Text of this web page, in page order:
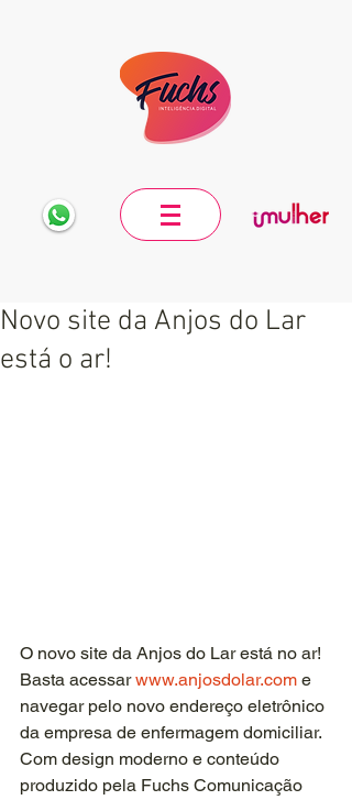
Novo site da Anjos do Lar
está o ar!
O novo site da Anjos do Lar está no ar!
Basta acessar www.anjosdolar.com e
navegar pelo novo endereço eletrônico
da empresa de enfermagem domiciliar.
Com design moderno e conteúdo
produzido pela Fuchs Comunicação